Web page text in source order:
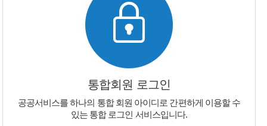
통합회원 로그인
공공서비스를 하나의 통합 회원 아이디로 간편하게 이용할 수
있는 통합 로그인 서비스입니다.